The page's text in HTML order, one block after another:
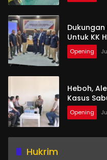
Untuk KK
Opening
Heboh,
Kasus
Opening
Hukrim